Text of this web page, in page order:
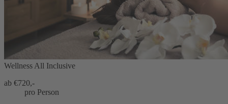
Wellness All Inclusive
ab €720,-
pro Person